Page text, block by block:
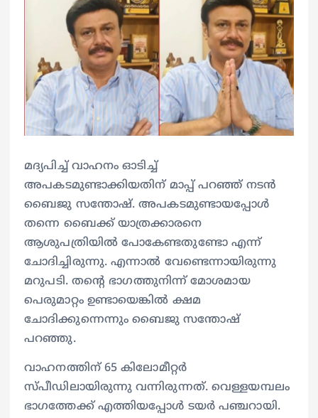
മദ്യപിച്ച് വാഹനം ഓടിച്ച്
അപകടമുണ്ടാക്കിയതിന് മാപ്പ് പറഞ്ഞ് നടൻ
ബൈജു സന്തോഷ്. അപകടമുണ്ടായപ്പോൾ
തന്നെ ബൈക്ക് യാത്രക്കാരനെ
ആശുപത്രിയിൽ പോകേണ്ടതുണ്ടോ എന്ന്
ചോദിച്ചിരുന്നു. എന്നാൽ വേണ്ടെന്നായിരുന്നു
മറുപടി. തന്റെ ഭാഗത്തുനിന്ന് മോശമായ
പെരുമാറ്റം ഉണ്ടായെങ്കിൽ ക്ഷമ
ചോദിക്കുന്നെന്നും ബൈജു സന്തോഷ്
പറഞ്ഞു.
വാഹനത്തിന് 65 കിലോമീറ്റർ
സ്പീഡിലായിരുന്നു വന്നിരുന്നത്. വെള്ളയമ്പലം
ഭാഗത്തേക്ക് എത്തിയപ്പോൾ ടയർ പഞ്ചറായി.